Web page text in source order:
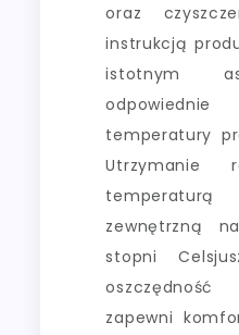
oraz
instrukcją
istotnym
temperatury
Utrzymanie
temperaturą
zewnętrzną
stopni
zapewni